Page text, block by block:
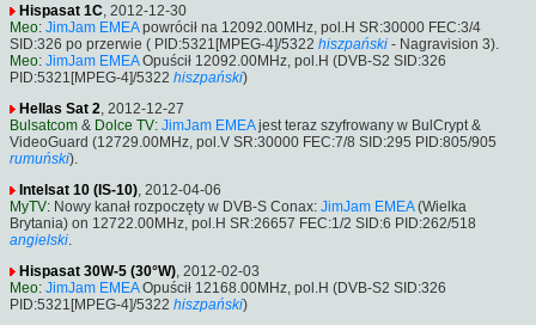
Hispasat 1C, 2012-12-30
Meo: JimJam EMEApowrócił na 12092.00MHz, pol.H SR:30000 FEC:3/4
SID:326 po przerwie ( PID:5321[MPEG-4]/5322 hiszpański - Nagravision 3).
Meo: JimJam EMEAOpuścił 12092.00MHz, pol.H (DVB-S2 SID:326
PID:5321[MPEG-4]/5322 hiszpański)
Hellas Sat 2, 2012-12-27
Bulsatcom & Dolce TV: JimJam EMEAjest teraz szyfrowany w BulCrypt &
VideoGuard (12729.00MHz, pol.V SR:30000 FEC:7/8 SID:295 PID:805/905
rumuński).
Intelsat 10 (IS-10), 2012-04-06
MyTV: Nowy kanał rozpoczęty w DVB-S Conax: JimJam EMEA(Wielka
Brytania) on 12722.00MHz, pol.H SR:26657 FEC:1/2 SID:6 PID:262/518
angielski.
Hispasat 30W-5 (30°W), 2012-02-03
Meo: JimJam EMEAOpuścił 12168.00MHz, pol.H (DVB-S2 SID:326
PID:5321[MPEG-4]/5322 hiszpański)